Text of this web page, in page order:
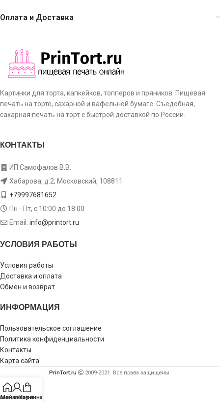
Оплата и Доставка
Картинки для торта, капкейков, топперов и пряников. Пищевая
печать на торте, сахарной и вафельной бумаге. Съедобная,
сахарная печать на торт с быстрой доставкой по России.
КОНТАКТЫ
ИП Самофалов В.В.
Хабарова, д.2, Московский, 108811
+79997681652
Пн - Пт, с 10:00 до 18:00
Email: info@printort.ru
УСЛОВИЯ РАБОТЫ
Условия работы
Доставка и оплата
Обмен и возврат
ИНФОРМАЦИЯ
Пользовательское соглашение
Политика конфиденциальности
Контакты
Карта сайта
PrinTort.ru 2009-2021. Все права защищены.
Мой аккаунт
Корзина